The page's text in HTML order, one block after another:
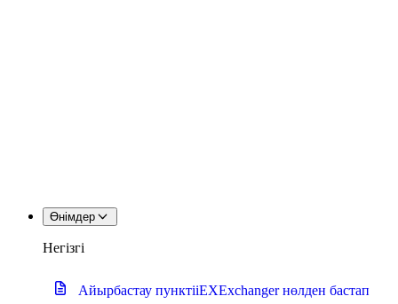
Өнімдер
Негізгі
Айырбастау пунктіiEXExchanger нөлден бастап